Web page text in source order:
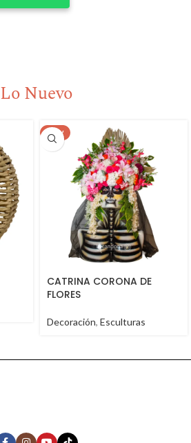
Lo Nuevo
NEW
CATRINA CORONA DE
FLORES
Decoración, Esculturas